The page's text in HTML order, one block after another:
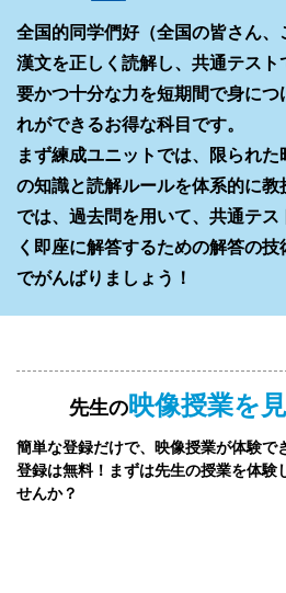
全国的同学們好（全国の皆さん、
漢文を正しく読解し、共通テス
要かつ十分な力を短期間で身に
れができるお得な科目です。
まず練成ユニットでは、限られ
の知識と読解ルールを体系的に教
では、過去問を用いて、共通テス
く即座に解答するための解答の
でがんばりましょう！
先生の映像授業を
簡単な登録だけで、映像授業が体験で
登録は無料！まずは先⽣の授業を体験
せんか？